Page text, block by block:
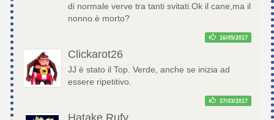
di normale verve tra tanti svitati.Ok il cane,ma il
nonno è morto?
16/05/2017
Clickarot26
JJ è stato il Top. Verde, anche se inizia ad
essere ripetitivo.
27/03/2017